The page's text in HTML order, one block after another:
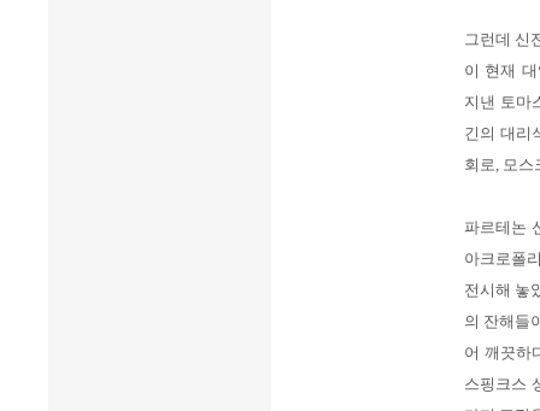
그런데 신
이 현재
지낸 토마
긴의 대리
회로, 모스
파르테논
아크로폴
전시해 놓
의 잔해들
어 깨끗하
스핑크스